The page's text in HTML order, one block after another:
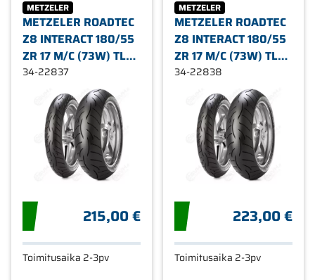
METZELER
METZELER ROADTEC
Z8 INTERACT 180/55
ZR 17 M/C (73W) TL
TAAKSE (M -
NORMAL)
34-22837
215,00 €
Toimitusaika 2-3pv
METZELER
METZELER ROADTEC
Z8 INTERACT 180/55
ZR 17 M/C (73W) TL
TAAKSE (O -
REINFORDED)
34-22838
223,00 €
Toimitusaika 2-3pv